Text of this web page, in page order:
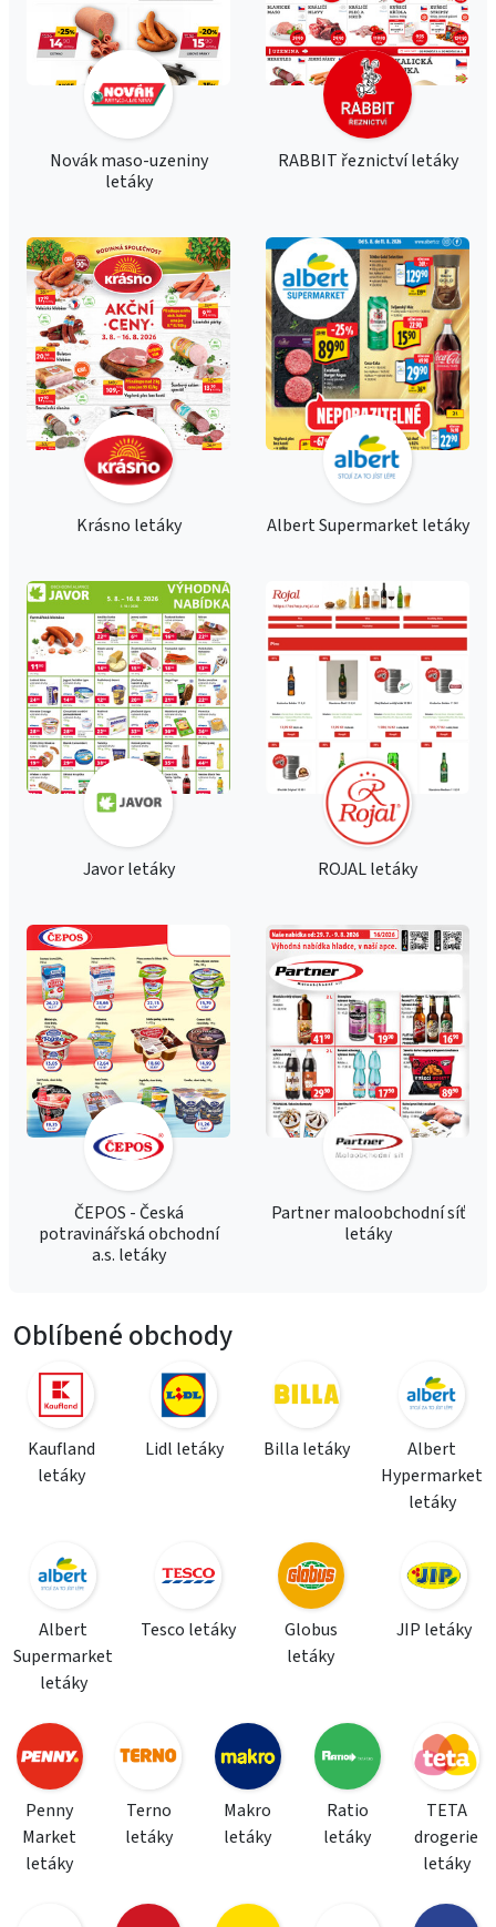
Novák maso-uzeniny
letáky
RABBIT řeznictví letáky
Krásno letáky Albert Supermarket letáky
Javor letáky ROJAL letáky
ČEPOS - Česká
potravinářská obchodní
a.s. letáky
Partner maloobchodní síť
letáky
Oblíbené obchody
Kaufland
letáky
Lidl letáky Billa letáky
Albert
Hypermarket
letáky
Albert
Supermarket
letáky
Tesco letáky
Globus
letáky
JIP letáky
Penny
Market
letáky
Terno
letáky
Makro
letáky
Ratio
letáky
TETA
drogerie
letáky